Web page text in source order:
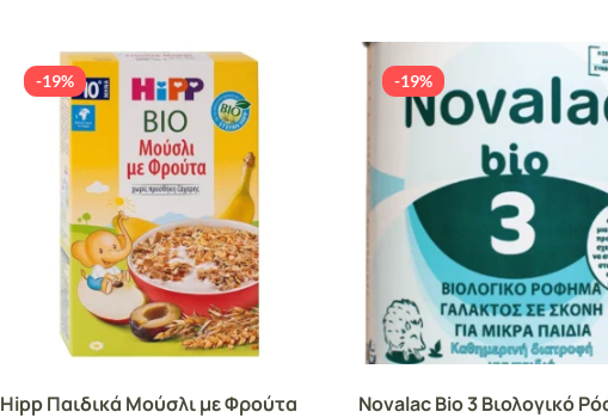
-19%
Hipp Παιδικά Μούσλι με Φρούτα
-19%
Novalac Bio 3 Βιολογικό